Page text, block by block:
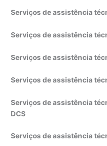
Serviços de assistência
Serviços de assistência
Serviços de assistência
Serviços de assistência
Serviços de assistência
DCS
Serviços de assistência